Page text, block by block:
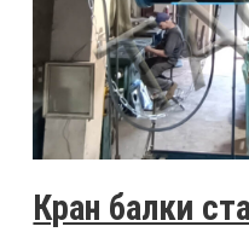
Кран балки